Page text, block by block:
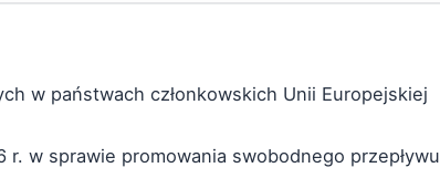
w państwach członkowskich Unii Europejskiej
r. w sprawie promowania swobodnego przepływu